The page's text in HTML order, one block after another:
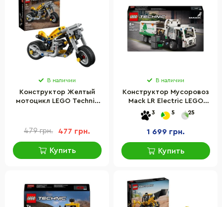
В наличии
Конструктор Желтый
мотоцикл LEGO Technic
479 грн. 477 грн.
Купить
В наличии
Конструктор Мусоровоз
Mack LR Electric LEGO
Technic 42167, 503 детали
3 5 25
1 699 грн.
Купить